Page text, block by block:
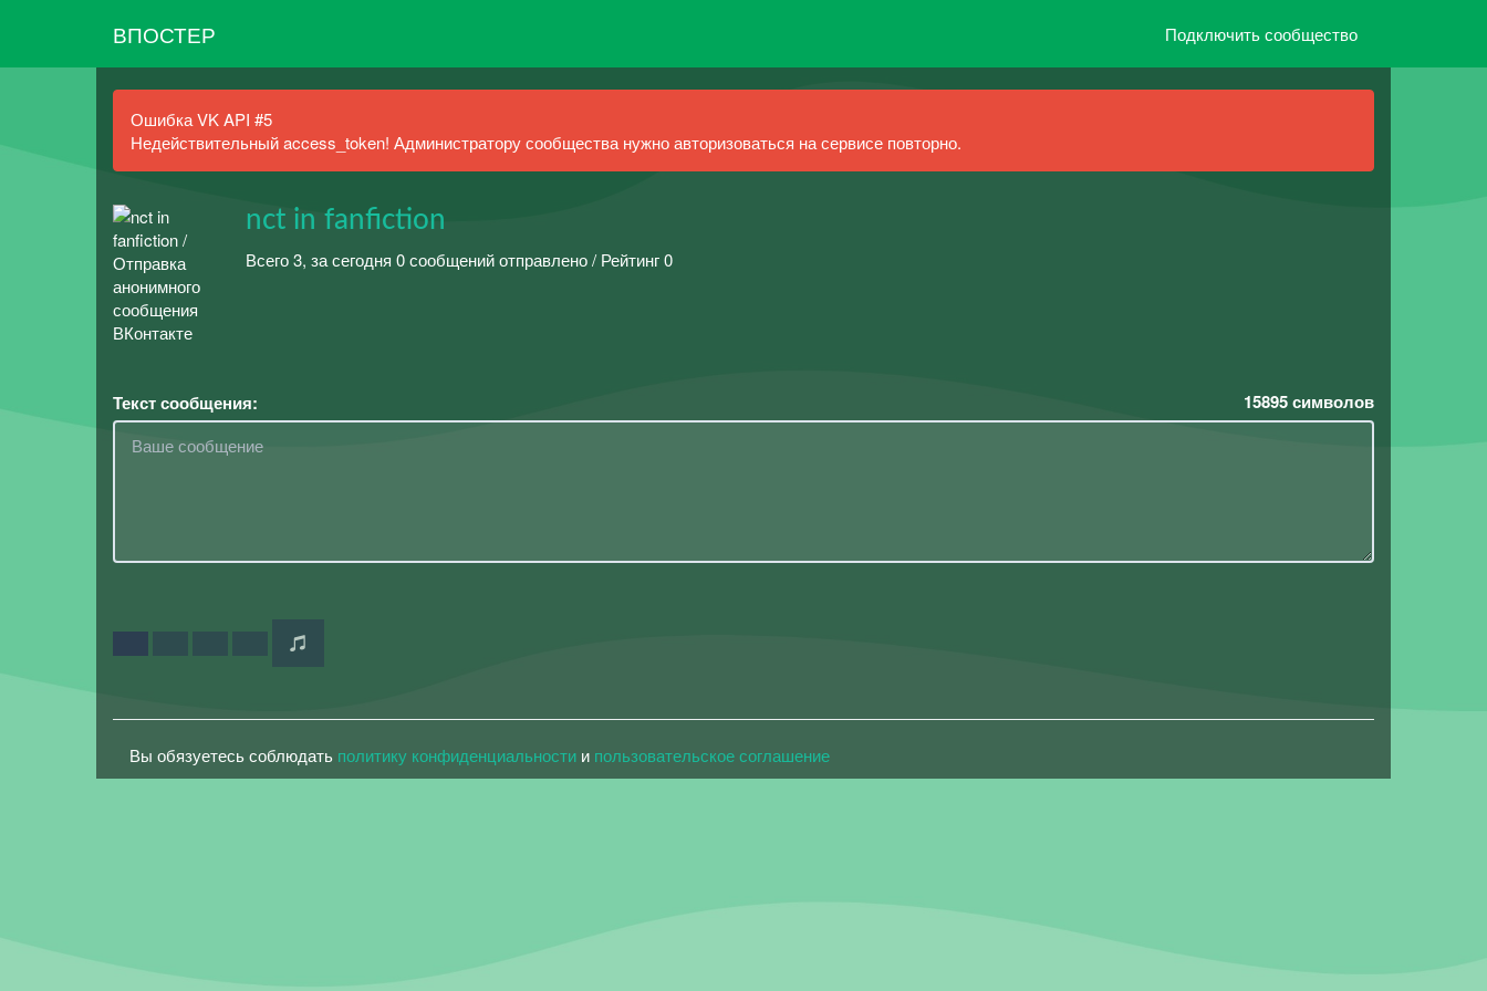
ВПОСТЕР Подключить сообщество
Ошибка VK API #5
Недействительный access_token! Администратору сообщества нужно авторизоваться на сервисе повторно.
nct in fanfiction
Всего 3, за сегодня 0 сообщений отправлено / Рейтинг 0
Текст сообщения: 15895символов
Вы обязуетесь соблюдать политику конфиденциальности и пользовательское соглашение